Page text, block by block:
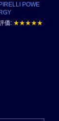
POWE
価: ★★★★★